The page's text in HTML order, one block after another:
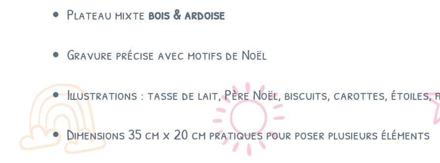
Plateau mixte bois & ardoise
Gravure précise avec motifs de Noël
Illustrations : tasse de lait, Père Noël, biscuits, carottes, étoiles,
Dimensions 35 cm x 20 cm pratiques pour poser plusieurs éléments